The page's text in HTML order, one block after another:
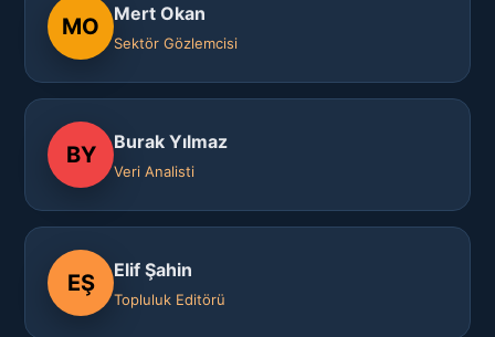
MO
Mert Okan
Sektör Gözlemcisi
BY
Burak Yılmaz
Veri Analisti
EŞ
Elif Şahin
Topluluk Editörü